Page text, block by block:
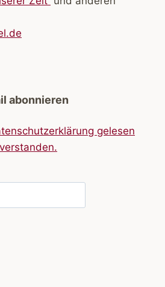
abonnieren
gelesen